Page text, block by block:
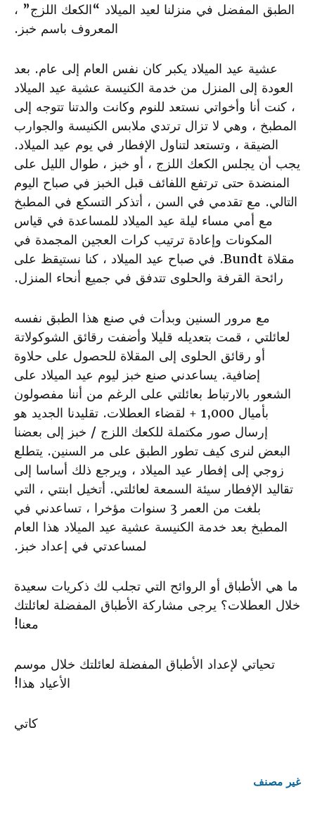
الطبق المفضل في منزلنا لعيد الميلاد “الكعك اللزج” ،
المعروف باسم خبز.
عشية عيد الميلاد يكبر كان نفس العام إلى عام. بعد
العودة إلى المنزل من خدمة الكنيسة عشية عيد الميلاد
، كنت أنا وأخواتي نستعد للنوم وكانت والدتنا تتوجه إلى
المطبخ ، وهي لا تزال ترتدي ملابس الكنيسة والجوارب
الضيقة ، وتستعد لتناول الإفطار في يوم عيد الميلاد.
يجب أن يجلس الكعك اللزج ، أو خبز ، طوال الليل على
المنضدة حتى ترتفع اللفائف قبل الخبز في صباح اليوم
التالي. مع تقدمي في السن ، أتذكر التسكع في المطبخ
مع أمي مساء ليلة عيد الميلاد للمساعدة في قياس
المكونات وإعادة ترتيب كرات العجين المجمدة في
مقلاة Bundt. في صباح عيد الميلاد ، كنا نستيقظ على
رائحة القرفة والحلوى تتدفق في جميع أنحاء المنزل.
مع مرور السنين وبدأت في صنع هذا الطبق نفسه
لعائلتي ، قمت بتعديله قليلا وأضفت رقائق الشوكولاتة
أو رقائق الحلوى إلى المقلاة للحصول على حلاوة
إضافية. يساعدني صنع خبز ليوم عيد الميلاد على
الشعور بالارتباط بعائلتي على الرغم من أننا مفصولون
بأميال 1,000 + لقضاء العطلات. تقليدنا الجديد هو
إرسال صور مكتملة للكعك اللزج / خبز إلى بعضنا
البعض لنرى كيف تطور الطبق على مر السنين. يتطلع
زوجي إلى إفطار عيد الميلاد ، ويرجع ذلك أساسا إلى
تقاليد الإفطار سيئة السمعة لعائلتي. أتخيل ابنتي ، التي
بلغت من العمر 3 سنوات مؤخرا ، تساعدني في
المطبخ بعد خدمة الكنيسة عشية عيد الميلاد هذا العام
لمساعدتي في إعداد خبز.
ما هي الأطباق أو الروائح التي تجلب لك ذكريات سعيدة
خلال العطلات؟ يرجى مشاركة الأطباق المفضلة لعائلتك
معنا!
تحياتي لإعداد الأطباق المفضلة لعائلتك خلال موسم
الأعياد هذا!
كاتي
غير مصنف